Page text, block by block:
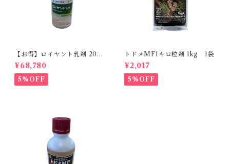
【お得】ロイヤント乳剤 200
ml 【1箱】20本入
¥68,780
5%OFF
トドメMF1キロ粒剤 1kg 1袋
¥2,017
5%OFF